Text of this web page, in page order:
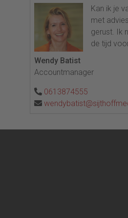
Kan ik je
met
gerust. Ik
de tijd
Wendy Batist
Accountmanager
0613874555